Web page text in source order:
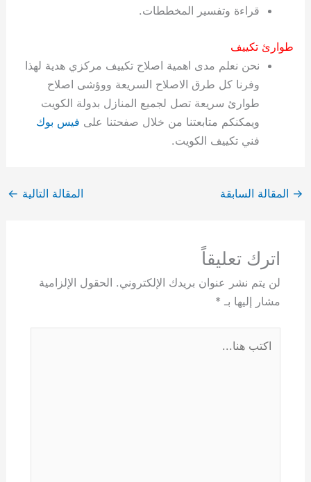
قراءة وتفسير المخططات.
طوارئ تكييف
نحن نعلم مدى اهمية اصلاح تكييف مركزي هدية لهذا
وفرنا كل طرق الاصلاح السريعة ووؤشى اصلاح
طوارئ سريعة تصل لجميع المنازل بدولة الكويت
ويمكنكم متابعتنا من خلال صفحتنا على فيس بوك
فني تكييف الكويت.
→ المقالة السابقة المقالة التالية ←
اترك تعليقاً
لن يتم نشر عنوان بريدك الإلكتروني. الحقول الإلزامية
مشار إليها بـ *